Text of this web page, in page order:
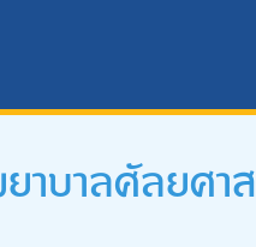
าบาลศัลยศ